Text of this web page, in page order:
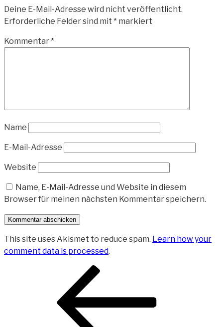
Deine E-Mail-Adresse wird nicht veröffentlicht.
Erforderliche Felder sind mit * markiert
Kommentar*
Name
E-Mail-Adresse
Website
Name, E-Mail-Adresse und Website in diesem
Browser für meinen nächsten Kommentar speichern.
This site uses Akismet to reduce spam. Learn how your
comment data is processed.
Beitragsnavigation